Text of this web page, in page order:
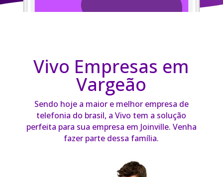
Vivo Empresas em
Vargeão
Sendo hoje a maior e melhor empresa de
telefonia do brasil, a Vivo tem a solução
perfeita para sua empresa em Joinville. Venha
fazer parte dessa família.